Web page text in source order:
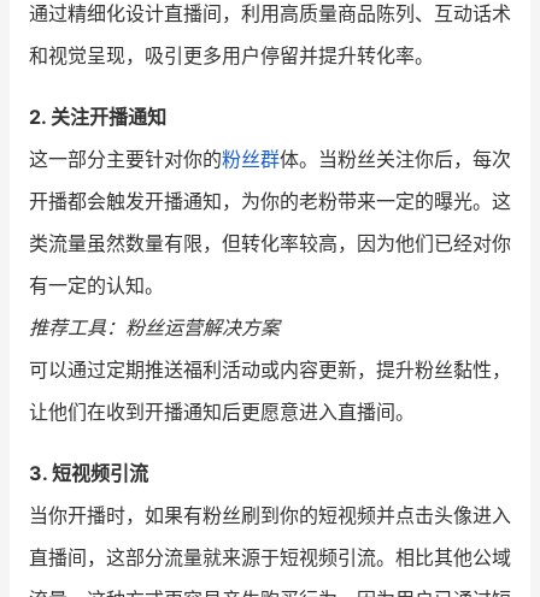
通过精细化设计直播间，利用高质量商品陈列、互动话术
和视觉呈现，吸引更多用户停留并提升转化率。
2. 关注开播通知
这一部分主要针对你的粉丝群体。当粉丝关注你后，每次
开播都会触发开播通知，为你的老粉带来一定的曝光。这
类流量虽然数量有限，但转化率较高，因为他们已经对你
有一定的认知。
推荐工具：粉丝运营解决方案
可以通过定期推送福利活动或内容更新，提升粉丝黏性，
让他们在收到开播通知后更愿意进入直播间。
3. 短视频引流
当你开播时，如果有粉丝刷到你的短视频并点击头像进入
直播间，这部分流量就来源于短视频引流。相比其他公域